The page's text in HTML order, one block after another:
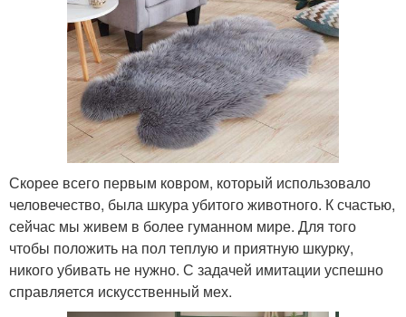
Скорее всего первым ковром, который использовало
человечество, была шкура убитого животного. К счастью,
сейчас мы живем в более гуманном мире. Для того
чтобы положить на пол теплую и приятную шкурку,
никого убивать не нужно. С задачей имитации успешно
справляется искусственный мех.